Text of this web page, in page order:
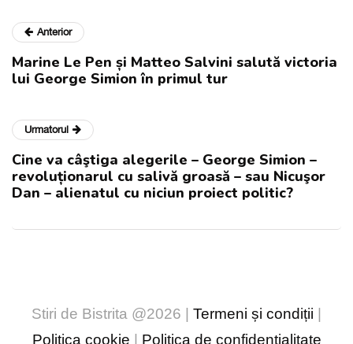
Anterior
Marine Le Pen și Matteo Salvini salută victoria
lui George Simion în primul tur
Urmatorul
Cine va câştiga alegerile – George Simion –
revoluționarul cu salivă groasă – sau Nicuşor
Dan – alienatul cu niciun proiect politic?
Stiri de Bistrita @2026 | Termeni și condiții
Politica cookie
Politica de confidențialitate